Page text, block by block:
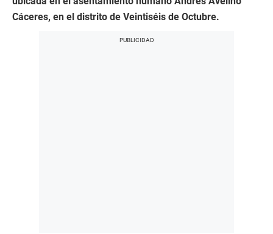
Cáceres, en el distrito de Veintiséis de Octubre.